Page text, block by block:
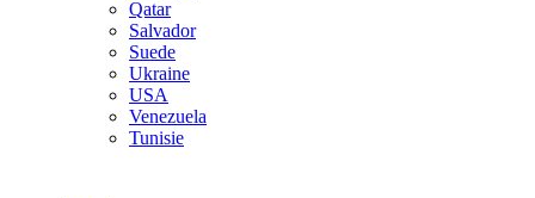
Qatar
Salvador
Suede
Ukraine
USA
Venezuela
Tunisie